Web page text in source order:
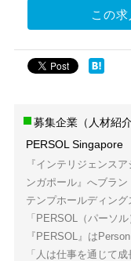
この
募集企業（人材紹
PERSOL Singapore
『インテリジェンス
ンガポール』へブラ
テンプホールディング
「PERSOL（パーソ
『PERSOL』は
「人は仕事を通じて